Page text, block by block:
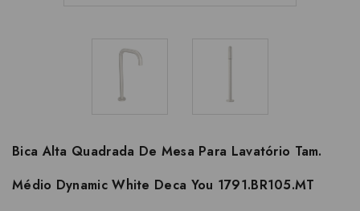
Bica Alta Quadrada De Mesa Para Lavatório Tam.
Médio Dynamic White Deca You 1791.BR105.MT